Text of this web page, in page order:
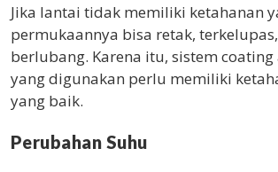
Jika lantai tidak memiliki ketahanan
permukaannya bisa retak,
berlubang. Karena itu, sistem
yang digunakan perlu memiliki
yang baik.
Perubahan Suhu